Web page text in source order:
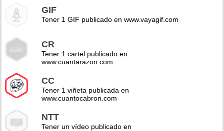
GIF
Tener 1 GIF publicado en www.vayagif.com
CR
Tener 1 cartel publicado en
www.cuantarazon.com
CC
Tener 1 viñeta publicada en
www.cuantocabron.com
NTT
Tener un vídeo publicado en